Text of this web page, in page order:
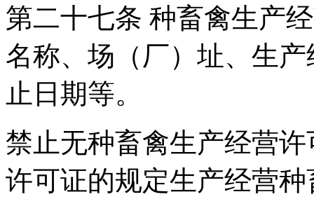
第二十七条 种畜禽生产
名称、场（厂）址、生
止日期等。
禁止无种畜禽生产经营
许可证的规定生产经营